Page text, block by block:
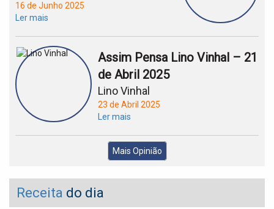
16 de Junho 2025
Ler mais
Assim Pensa Lino Vinhal – 21
de Abril 2025
Lino Vinhal
23 de Abril 2025
Ler mais
Mais Opinião
Receita do dia